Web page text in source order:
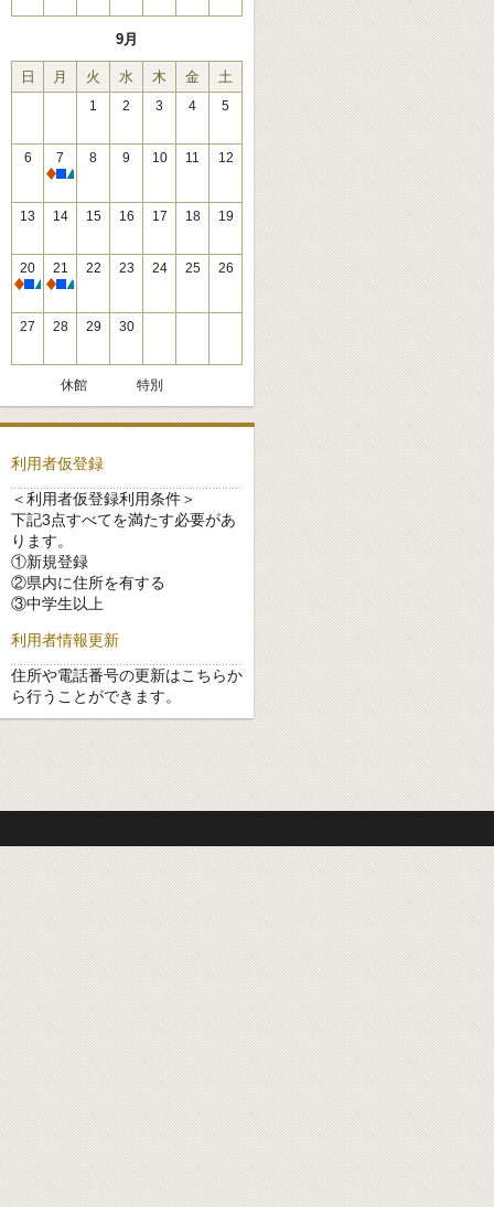
9月
日 月 火 水 木 金 土
1 2 3 4 5
6
7
休館
8 9 10 11 12
13 14 15 16 17 18 19
20
休館
21
休館
22 23 24 25 26
27 28 29 30
休館 特別
利用者仮登録
＜利用者仮登録利用条件＞
下記3点すべてを満たす必要があ
ります。
①新規登録
②県内に住所を有する
③中学生以上
利用者情報更新
住所や電話番号の更新はこちらか
ら行うことができます。